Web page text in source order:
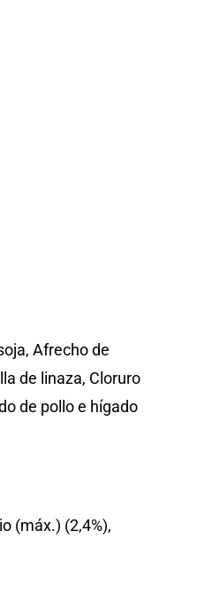
Afrecho de
de linaza, Cloruro
de pollo e hígado
(máx.) (2,4%),